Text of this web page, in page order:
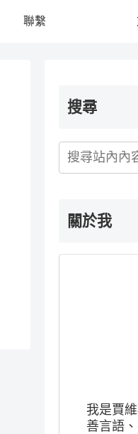
聯繫
搜尋
關於我
我是賈
善言語